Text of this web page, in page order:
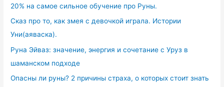
20% на самое сильное обучение про Руны.
Сказ про то, как змея с девочкой играла. Истории
Уни(аяваска).
Руна Эйваз: значение, энергия и сочетание с Уруз в
шаманском подходе
Опасны ли руны? 2 причины страха, о которых стоит знать